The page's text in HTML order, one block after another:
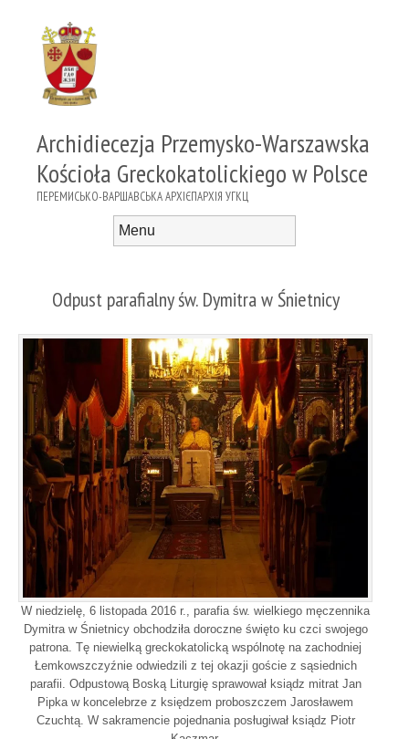
Archidiecezja Przemysko-Warszawska
Kościoła Greckokatolickiego w Polsce
ПЕРЕМИСЬКО-ВАРШАВСЬКА АРХІЄПАРХІЯ УГКЦ
Odpust parafialny św. Dymitra w Śnietnicy
W niedzielę, 6 listopada 2016 r., parafia św. wielkiego męczennika
Dymitra w Śnietnicy obchodziła doroczne święto ku czci swojego
patrona. Tę niewielką greckokatolicką wspólnotę na zachodniej
Łemkowszczyźnie odwiedzili z tej okazji goście z sąsiednich
parafii. Odpustową Boską Liturgię sprawował ksiądz mitrat Jan
Pipka w koncelebrze z księdzem proboszczem Jarosławem
Czuchtą. W sakramencie pojednania posługiwał ksiądz Piotr